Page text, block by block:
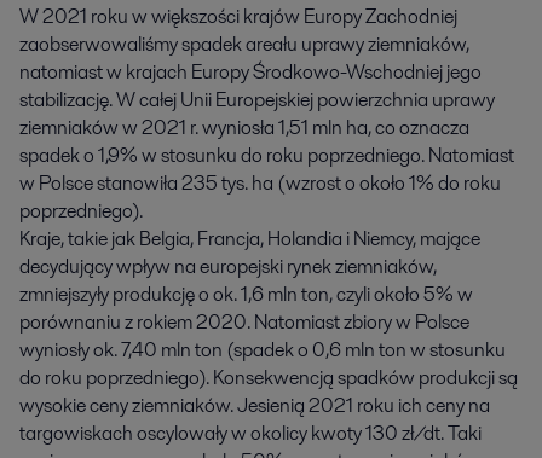
W 2021 roku w większości krajów Europy Zachodniej
zaobserwowaliśmy spadek areału uprawy ziemniaków,
natomiast w krajach Europy Środkowo-Wschodniej jego
stabilizację. W całej Unii Europejskiej powierzchnia uprawy
ziemniaków w 2021 r. wyniosła 1,51 mln ha, co oznacza
spadek o 1,9% w stosunku do roku poprzedniego. Natomiast
w Polsce stanowiła 235 tys. ha (wzrost o około 1% do roku
poprzedniego).
Kraje, takie jak Belgia, Francja, Holandia i Niemcy, mające
decydujący wpływ na europejski rynek ziemniaków,
zmniejszyły produkcję o ok. 1,6 mln ton, czyli około 5% w
porównaniu z rokiem 2020. Natomiast zbiory w Polsce
wyniosły ok. 7,40 mln ton (spadek o 0,6 mln ton w stosunku
do roku poprzedniego). Konsekwencją spadków produkcji są
wysokie ceny ziemniaków. Jesienią 2021 roku ich ceny na
targowiskach oscylowały w okolicy kwoty 130 zł/dt. Taki